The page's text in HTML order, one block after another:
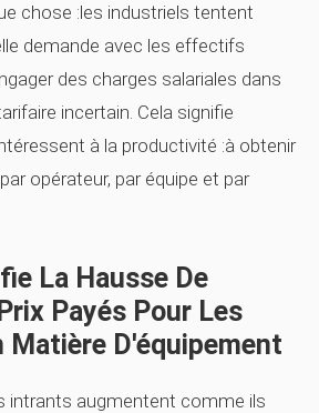
chose :les industriels tentent
demande avec les effectifs
des charges salariales dans
incertain. Cela signifie
à la productivité :à obtenir
opérateur, par équipe et par
La Hausse De
Payés Pour Les
Matière D'équipement
intrants augmentent comme ils